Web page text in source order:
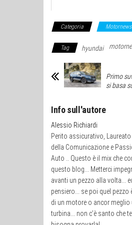
Categoria Motornews
Tag hyundai
Primo
si basa
Info sull'autore
Alessio Richiardi
Perito assicurativo, Laureato
della Comunicazione e
Auto .. Questo è il mix che
questo blog... Metterci
avanti un pezzo alla volta...
pensiero... se poi quel pezzo
di un motore o ancor meglio
turbina... non c’è santo che